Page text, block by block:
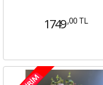
1749 ,00 TL